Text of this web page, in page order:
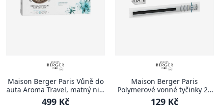
Maison Berger Paris Vůně do
auta Aroma Travel, matný nikl
– Aromatická zahrada
499 Kč
Maison Berger Paris
Polymerové vonné tyčinky 24
cm, 8 ks
129 Kč